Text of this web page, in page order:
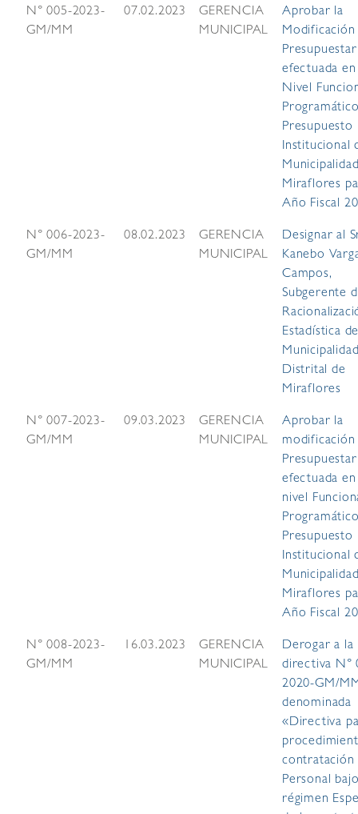
N° 005-2023-
GM/MM
07.02.2023
GERENCIA
MUNICIPAL
Aprobar la
Modificación
efectuada
Nivel
Presupuesto
Institucional
Miraflores
Año Fiscal
N° 006-2023-
GM/MM
08.02.2023
GERENCIA
MUNICIPAL
Designar al
Kanebo
Campos,
Subgerente
Estadística
Distrital de
Miraflores
N° 007-2023-
GM/MM
09.03.2023
GERENCIA
MUNICIPAL
Aprobar la
modificación
efectuada
nivel
Presupuesto
Institucional
Miraflores
Año Fiscal
N° 008-2023-
GM/MM
16.03.2023
GERENCIA
MUNICIPAL
Derogar a la
directiva N°
2020-GM/
denominada
«Directiva
contratación
Personal
régimen